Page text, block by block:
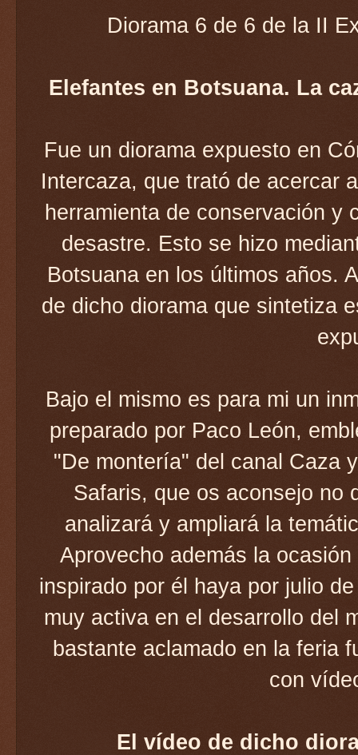
Diorama 6 de 6 de la II
Elefantes en Botsuana. La
Fue un diorama expuesto en
Intercaza, que trató de acercar
herramienta de conservación y
desastre. Esto se hizo
Botsuana en los últimos años.
de dicho diorama que sintetiza
Bajo el mismo es para mi un
preparado por Paco León,
"De montería" del canal Caza
Safaris, que os aconsejo no
analizará y ampliará la
Aprovecho además la
inspirado por él haya por julio
muy activa en el desarrollo del
bastante aclamado en la feria
con
El vídeo de dicho